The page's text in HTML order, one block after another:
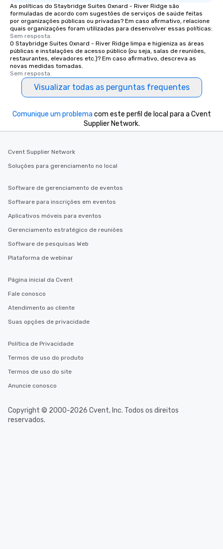
As políticas do Staybridge Suites Oxnard - River Ridge são
formuladas de acordo com sugestões de serviços de saúde feitas
por organizações públicas ou privadas? Em caso afirmativo, relacione
quais organizações foram utilizadas para desenvolver essas políticas:
Sem resposta.
O Staybridge Suites Oxnard - River Ridge limpa e higieniza as áreas
públicas e instalações de acesso público (ou seja, salas de reuniões,
restaurantes, elevadores etc.)? Em caso afirmativo, descreva as
novas medidas tomadas.
Sem resposta.
Visualizar todas as perguntas frequentes
Comunique um problema com este perfil de local para a Cvent
Supplier Network.
Cvent Supplier Network
Soluções para gerenciamento no local
Software de gerenciamento de eventos
Software para inscrições em eventos
Aplicativos móveis para eventos
Gerenciamento estratégico de reuniões
Software de pesquisas Web
Plataforma de webinar
Página inicial da Cvent
Fale conosco
Atendimento ao cliente
Suas opções de privacidade
Política de Privacidade
Termos de uso do produto
Termos de uso do site
Anuncie conosco
Copyright © 2000-2026 Cvent, Inc. Todos os direitos
reservados.